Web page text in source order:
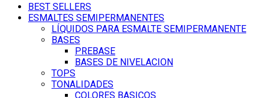
BEST SELLERS
ESMALTES SEMIPERMANENTES
LÍQUIDOS PARA ESMALTE SEMIPERMANENTE
BASES
PREBASE
BASES DE NIVELACION
TOPS
TONALIDADES
COLORES BASICOS